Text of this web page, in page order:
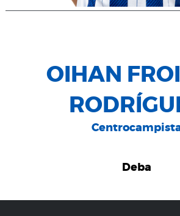
OIHAN
Deba